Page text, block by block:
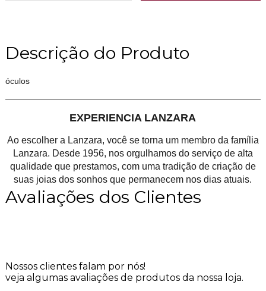
Descrição do Produto
óculos
EXPERIENCIA LANZARA
Ao escolher a Lanzara, você se torna um membro da família
Lanzara. Desde 1956, nos orgulhamos do serviço de alta
qualidade que prestamos, com uma tradição de criação de
suas joias dos sonhos que permanecem nos dias atuais.
Avaliações dos Clientes
Nossos clientes falam por nós!
veja algumas avaliações de produtos da nossa loja.